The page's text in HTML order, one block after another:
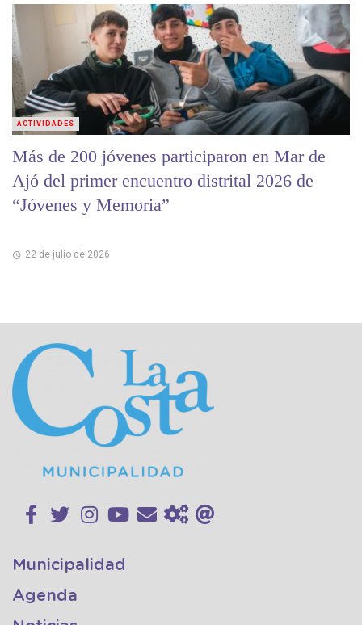
Más de 200 jóvenes participaron en Mar de
Ajó del primer encuentro distrital 2026 de
“Jóvenes y Memoria”
22 de julio de 2026
ACTIVIDADES
Municipalidad
Agenda